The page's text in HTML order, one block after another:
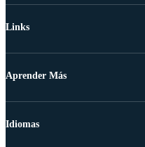
Links
Aprender Más
Idiomas